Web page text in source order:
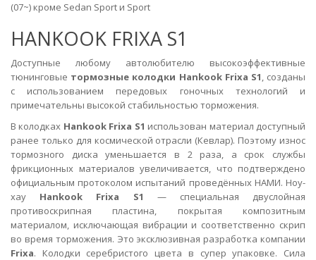
(07~) кроме Sedan Sport и Sport
HANKOOK FRIXA S1
Доступные любому автолюбителю высокоэффективные
тюнинговые тормозные колодки Hankook Frixa S1, созданы
с использованием передовых гоночных технологий и
примечательны высокой стабильностью торможения.
В колодках Hankook Frixa S1 использован материал доступный
ранее только для космической отрасли (Кевлар). Поэтому износ
тормозного диска уменьшается в 2 раза, а срок службы
фрикционных материалов увеличивается, что подтверждено
официальным протоколом испытаний проведённых НАМИ. Ноу-
хау Hankook Frixa S1 — специальная двуслойная
противоскрипная пластина, покрытая композитным
материалом, исключающая вибрации и соответственно скрип
во время торможения. Это эксклюзивная разработка компании
Frixa. Колодки серебристого цвета в супер упаковке. Сила